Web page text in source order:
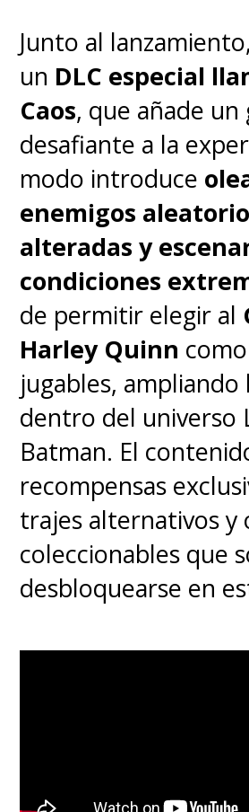
interpretación de
la cual terminó
muchos lectores y
de la comunidad.
Elúltimo trabajo de
como "Batman"lo
escuchar en el
"Suicide Squad:
Justice League", de
Rocksteady(
el cual se lanzará el
de 2023para las
nueva generación y
Junto al
un DLC especial
Caos, que añade un
desafiante a la
modo introduce
enemigos
alteradas y
condiciones
de permitir elegir al
Harley Quinn
jugables, ampliando
dentro del universo
Batman. El
recompensas
trajes alternativos y
coleccionables que
desbloquearse en